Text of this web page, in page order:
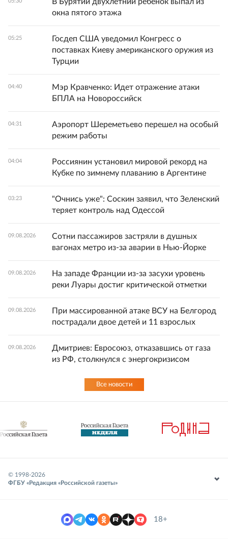
окна пятого этажа
05:25
Госдеп США уведомил Конгресс о
поставках Киеву американского оружия из
Турции
04:40
Мэр Кравченко: Идет отражение атаки
БПЛА на Новороссийск
04:31
Аэропорт Шереметьево перешел на особый
режим работы
04:04
Россиянин установил мировой рекорд на
Кубке по зимнему плаванию в Аргентине
03:23
"Очнись уже": Соскин заявил, что Зеленский
теряет контроль над Одессой
09.08.2026
Сотни пассажиров застряли в душных
вагонах метро из-за аварии в Нью-Йорке
09.08.2026
На западе Франции из-за засухи уровень
реки Луары достиг критической отметки
09.08.2026
При массированной атаке ВСУ на Белгород
пострадали двое детей и 11 взрослых
09.08.2026
Дмитриев: Евросоюз, отказавшись от газа
из РФ, столкнулся с энергокризисом
Все новости
© 1998-2026
ФГБУ «Редакция «Российской газеты»
18+